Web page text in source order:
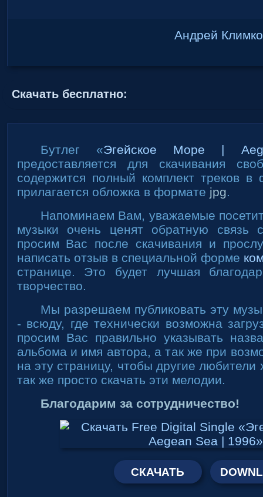
Андрей
Скачать бесплатно:
Бутлег «Эгейское Море |
предоставляется для скачивания
содержится полный комплект треков
прилагается обложка в формате jpg.
Напоминаем Вам, уважаемые
музыки очень ценят обратную
просим Вас после скачивания и
написать отзыв в специальной форме
странице. Это будет лучшая
творчество.
Мы разрешаем публиковать эту
- всюду, где технически возможна
просим Вас правильно указывать
альбома и имя автора, а так же при
на эту страницу, чтобы другие
так же просто скачать эти мелодии.
Благодарим за сотрудничество!
СКАЧАТЬ